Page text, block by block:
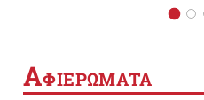
ΑΦΙΕΡΩΜΑΤΑ